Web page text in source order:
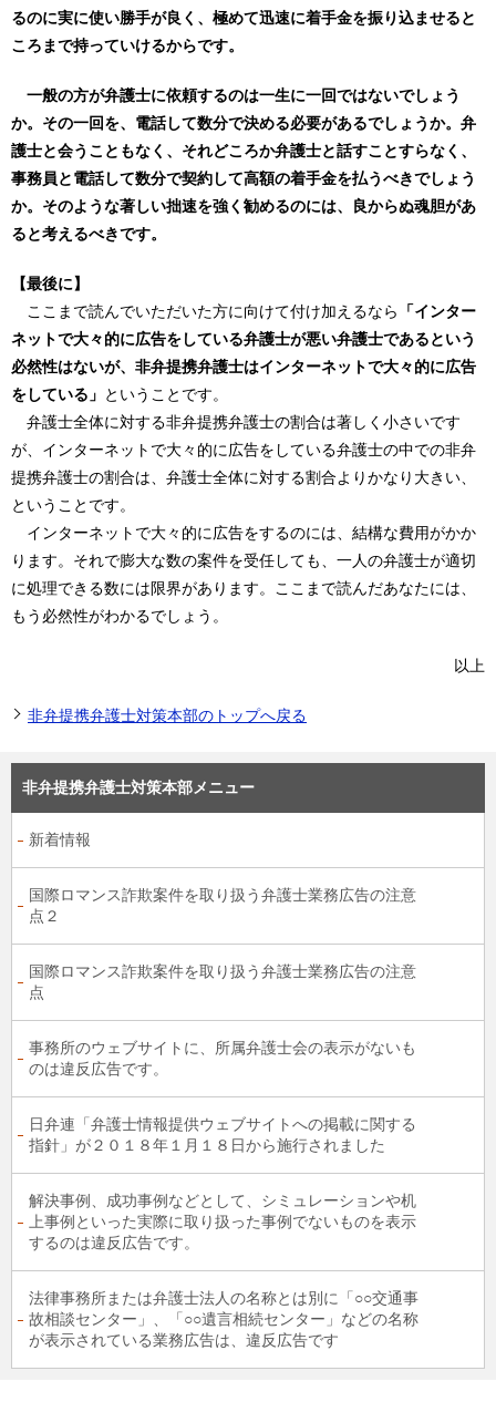
るのに実に使い勝手が良く、極めて迅速に着手金を振り込ませると
ころまで持っていけるからです。
一般の方が弁護士に依頼するのは一生に一回ではないでしょう
か。その一回を、電話して数分で決める必要があるでしょうか。弁
護士と会うこともなく、それどころか弁護士と話すことすらなく、
事務員と電話して数分で契約して高額の着手金を払うべきでしょう
か。そのような著しい拙速を強く勧めるのには、良からぬ魂胆があ
ると考えるべきです。
【最後に】
ここまで読んでいただいた方に向けて付け加えるなら
「インター
ネットで大々的に広告をしている弁護士が悪い弁護士であるという
必然性はないが、非弁提携弁護士はインターネットで大々的に広告
をしている」 ということです。
弁護士全体に対する非弁提携弁護士の割合は著しく小さいです
が、インターネットで大々的に広告をしている弁護士の中での非弁
提携弁護士の割合は、弁護士全体に対する割合よりかなり大きい、
ということです。
インターネットで大々的に広告をするのには、結構な費用がかか
ります。それで膨大な数の案件を受任しても、一人の弁護士が適切
に処理できる数には限界があります。ここまで読んだあなたには、
もう必然性がわかるでしょう。
以上
非弁提携弁護士対策本部のトップへ戻る
非弁提携弁護士対策本部メニュー
新着情報
国際ロマンス詐欺案件を取り扱う弁護士業務広告の注意
点２
国際ロマンス詐欺案件を取り扱う弁護士業務広告の注意
点
事務所のウェブサイトに、所属弁護士会の表示がないも
のは違反広告です。
日弁連「弁護士情報提供ウェブサイトへの掲載に関する
指針」が２０１８年１月１８日から施行されました
解決事例、成功事例などとして、シミュレーションや机
上事例といった実際に取り扱った事例でないものを表示
するのは違反広告です。
法律事務所または弁護士法人の名称とは別に「○○交通事
故相談センター」、「○○遺言相続センター」などの名称
が表示されている業務広告は、違反広告です